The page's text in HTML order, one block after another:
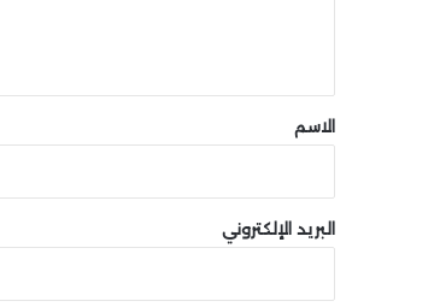
*الاسم
البريد الإلكتروني